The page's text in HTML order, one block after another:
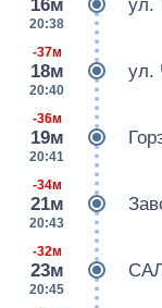
16м
20:38
ул.
-37м
18м
20:40
ул.
-36м
19м
20:41
-34м
21м
20:43
-32м
23м
20:45